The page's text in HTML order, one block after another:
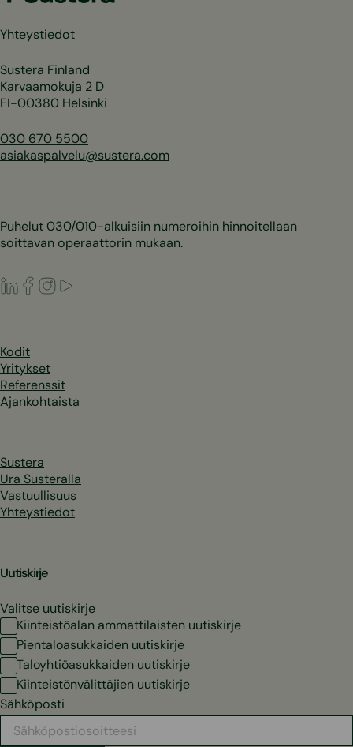
Yhteystiedot
Sustera Finland
Karvaamokuja 2 D
FI-00380 Helsinki
030 670 5500
asiakaspalvelu@sustera.com
Puhelut 030/010-alkuisiin numeroihin hinnoitellaan
soittavan operaattorin mukaan.
LinkedIn
Facebook
Instagram
Kodit
Yritykset
Referenssit
Ajankohtaista
Sustera
Ura Susteralla
Vastuullisuus
Yhteystiedot
Uutiskirje
Valitse uutiskirje
Kiinteistöalan ammattilaisten uutiskirje
Pientaloasukkaiden uutiskirje
Taloyhtiöasukkaiden uutiskirje
Kiinteistönvälittäjien uutiskirje
Sähköposti